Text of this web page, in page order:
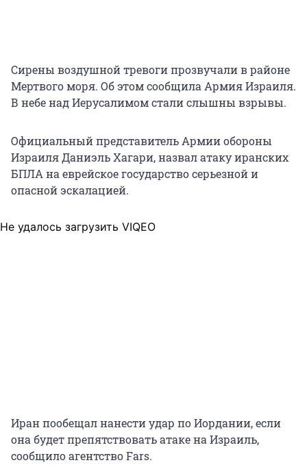
Сирены воздушной тревоги прозвучали в районе
Мертвого моря. Об этом сообщила Армия Израиля.
В небе над Иерусалимом стали слышны взрывы.
Официальный представитель Армии обороны
Израиля Даниэль Хагари, назвал атаку иранских
БПЛА на еврейское государство серьезной и
опасной эскалацией.
Не удалось загрузить VIQEO
Иран пообещал нанести удар по Иордании, если
она будет препятствовать атаке на Израиль,
сообщило агентство Fars.